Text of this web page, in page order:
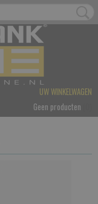
UW WINKELWAGEN
Geen producten